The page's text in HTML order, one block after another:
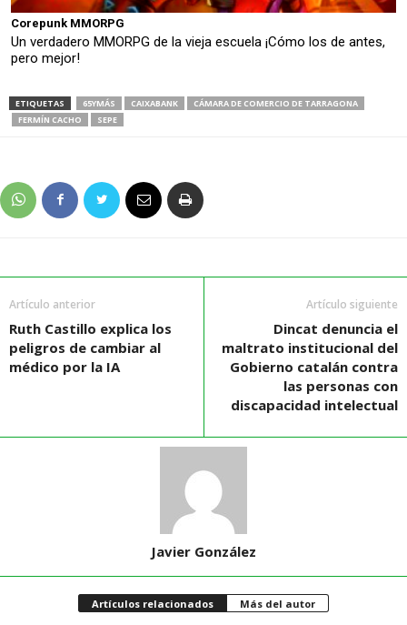
Corepunk MMORPG
Un verdadero MMORPG de la vieja escuela ¡Cómo los de antes,
pero mejor!
ETIQUETAS 65YMÁS CAIXABANK
CÁMARA DE COMERCIO DE TARRAGONA
FERMÍN CACHO
SEPE
Artículo anterior
Ruth Castillo explica los
peligros de cambiar al
médico por la IA
Artículo siguiente
Dincat denuncia el
maltrato institucional del
Gobierno catalán contra
las personas con
discapacidad intelectual
Javier González
Artículos relacionados Más del autor